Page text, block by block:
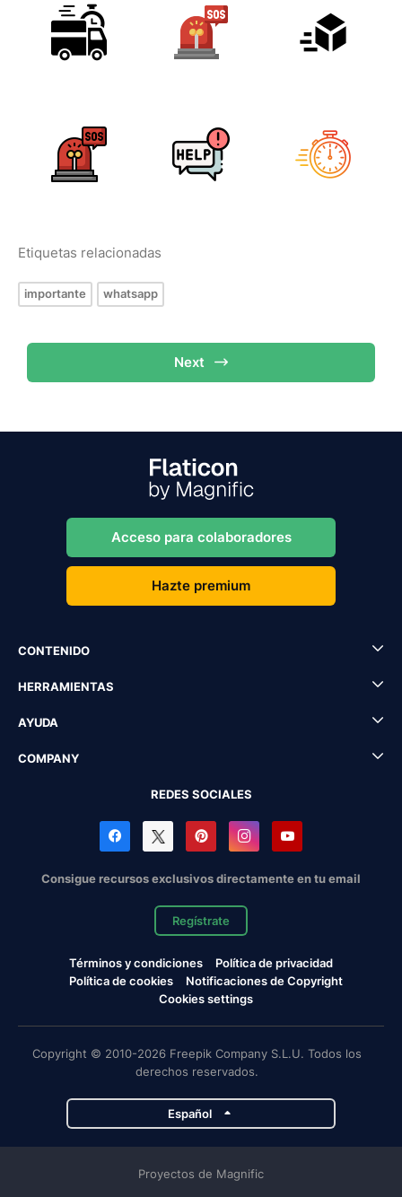
Etiquetas relacionadas
importante whatsapp
Next
Acceso para colaboradores
Hazte premium
CONTENIDO
HERRAMIENTAS
AYUDA
COMPANY
REDES SOCIALES
Consigue recursos exclusivos directamente en tu email
Regístrate
Términos y condiciones
Política de privacidad
Política de cookies
Notificaciones de Copyright
Cookies settings
Copyright © 2010-2026 Freepik Company S.L.U. Todos los
derechos reservados.
Español
Proyectos de Magnific